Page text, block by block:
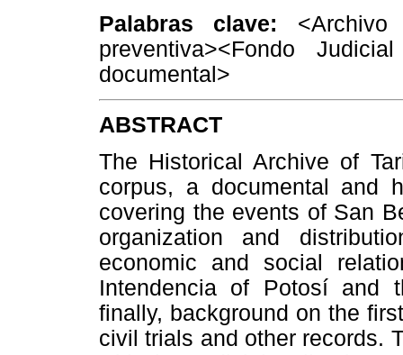
Palabras clave: <Archivo
preventiva><Fondo
documental>
ABSTRACT
The Historical Archive of
corpus, a documental and
covering the events of San
organization and
economic and social
Intendencia of Potosí and
finally, background on the
civil trials and other records.